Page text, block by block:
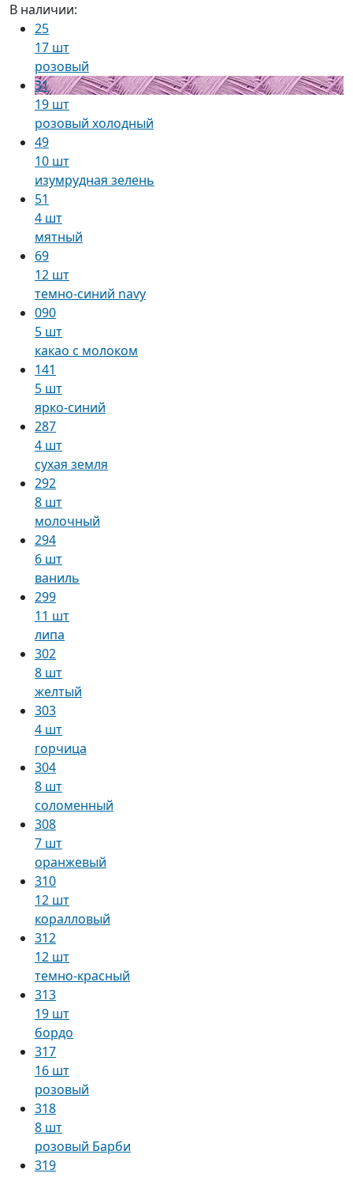
В наличии:
25
17 шт
розовый
31
19 шт
розовый холодный
49
10 шт
изумрудная зелень
51
4 шт
мятный
69
12 шт
темно-синий navy
090
5 шт
какао с молоком
141
5 шт
ярко-синий
287
4 шт
сухая земля
292
8 шт
молочный
294
6 шт
ваниль
299
11 шт
липа
302
8 шт
желтый
303
4 шт
горчица
304
8 шт
соломенный
308
7 шт
оранжевый
310
12 шт
коралловый
312
12 шт
темно-красный
313
19 шт
бордо
317
16 шт
розовый
318
8 шт
розовый Барби
319